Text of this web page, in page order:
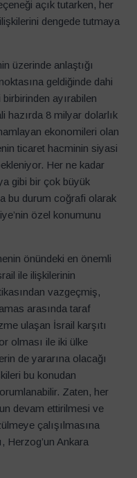
açık tutarken, her
dengede tutmaya
üzerinde anlaştığı
geldiğinde dahi
ayırabilen
hazırda 8 milyar dolarlık
ekonomileri olan
ticaret hacminin siyasi
Her ne kadar
gibi bir çok büyük
bu durum coğrafi olarak
özel konumunu
önündeki en önemli
ile ilişkilerinin
vazgeçmiş,
arasında taraf
ulaşan İsrail karşıtı
olması ile iki ülke
de yararına olacağı
bu konudan
Zaten, her
devam ettirilmesi ve
çalışılmasına
Herzog’un Ankara